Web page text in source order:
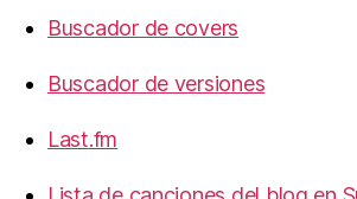
Buscador de covers
Buscador de versiones
Last.fm